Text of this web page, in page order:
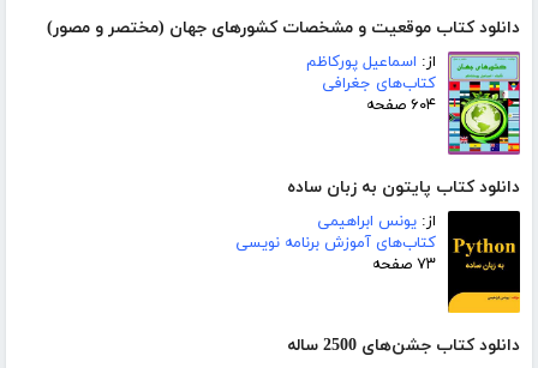
دانلود کتاب موقعیت و مشخصات کشورهای جهان (مختصر و مصور)
از: اسماعیل پورکاظم
کتاب‌های جغرافی
۶۰۴ صفحه
دانلود کتاب پایتون به زبان ساده
از: یونس ابراهیمی
کتاب‌های آموزش برنامه نویسی
۷۳ صفحه
دانلود کتاب جشن‌های 2500 ساله